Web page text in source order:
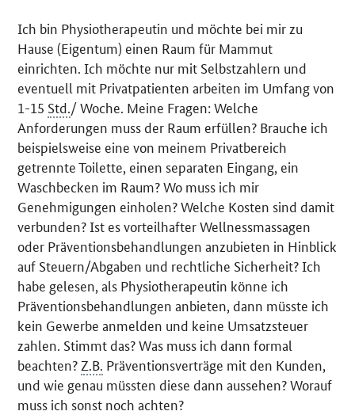
Ich bin Physiotherapeutin und möchte bei mir zu
Hause (Eigentum) einen Raum für Mammut
einrichten. Ich möchte nur mit Selbstzahlern und
eventuell mit Privatpatienten arbeiten im Umfang von
1-15 Std./ Woche. Meine Fragen: Welche
Anforderungen muss der Raum erfüllen? Brauche ich
beispielsweise eine von meinem Privatbereich
getrennte Toilette, einen separaten Eingang, ein
Waschbecken im Raum? Wo muss ich mir
Genehmigungen einholen? Welche Kosten sind damit
verbunden? Ist es vorteilhafter Wellnessmassagen
oder Präventionsbehandlungen anzubieten in Hinblick
auf Steuern/Abgaben und rechtliche Sicherheit? Ich
habe gelesen, als Physiotherapeutin könne ich
Präventionsbehandlungen anbieten, dann müsste ich
kein Gewerbe anmelden und keine Umsatzsteuer
zahlen. Stimmt das? Was muss ich dann formal
beachten? Z.B. Präventionsverträge mit den Kunden,
und wie genau müssten diese dann aussehen? Worauf
muss ich sonst noch achten?